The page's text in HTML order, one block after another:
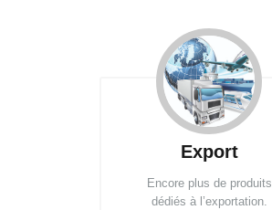
Export
Encore plus de produits
dédiés à l’exportation.